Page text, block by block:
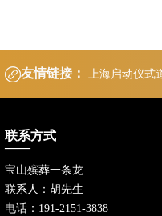
友情链接： 上海启动仪式
联系方式
宝山殡葬一条龙
联系人：胡先生
电话：191-2151-3838